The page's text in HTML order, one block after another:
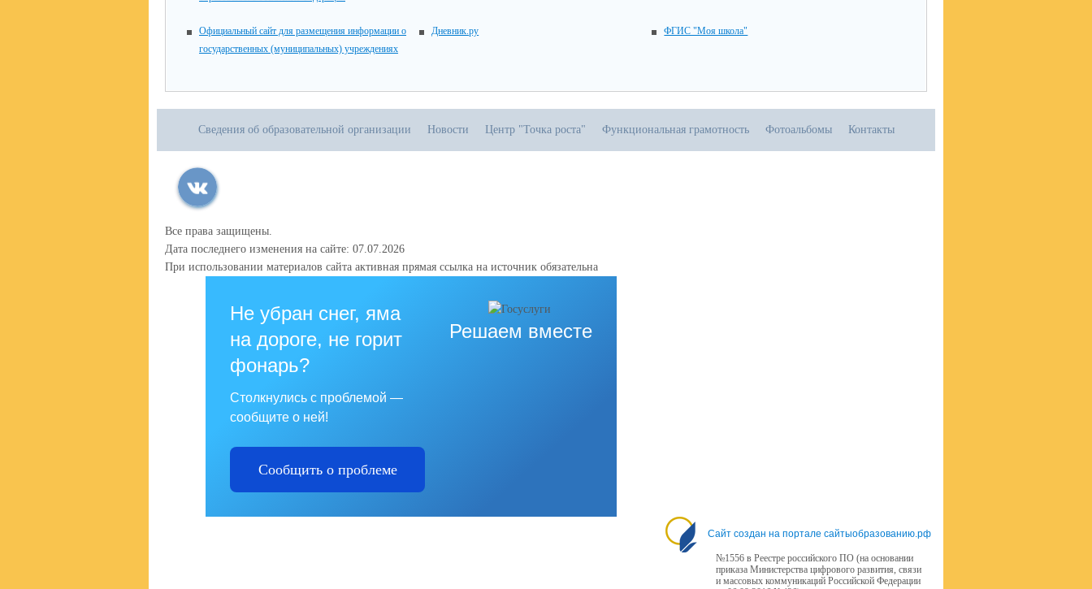
Официальный сайт для размещения информации о
государственных (муниципальных) учреждениях
Дневник.ру ФГИС "Моя школа"
Сведения об образовательной организации Новости Центр "Точка роста" Функциональная грамотность Фотоальбомы Контакты
Все права защищены.
Дата последнего изменения на сайте: 07.07.2026
При использовании материалов сайта активная прямая ссылка на источник обязательна
Решаем вместе
Не убран снег, яма
на дороге, не горит
фонарь?
Столкнулись с проблемой —
сообщите о ней!
Сообщить о проблеме
Сайт создан на портале сайтыобразованию.рф
№1556 в Реестре российского ПО (на основании
приказа Министерства цифрового развития, связи
и массовых коммуникаций Российской Федерации